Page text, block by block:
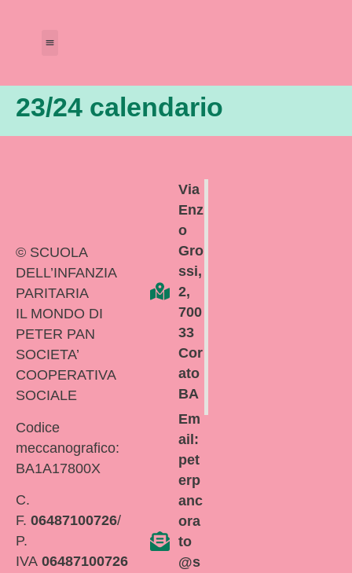
23/24 calendario
© SCUOLA
DELL’INFANZIA
PARITARIA
IL MONDO DI
PETER PAN
SOCIETA’
COOPERATIVA
SOCIALE
Codice
meccanografico:
BA1A17800X
C.
F. 06487100726/
P.
IVA 06487100726
Via
Enz
o
Gro
ssi,
2,
700
33
Cor
ato
BA
Em
ail:
pet
erp
anc
ora
to
@s